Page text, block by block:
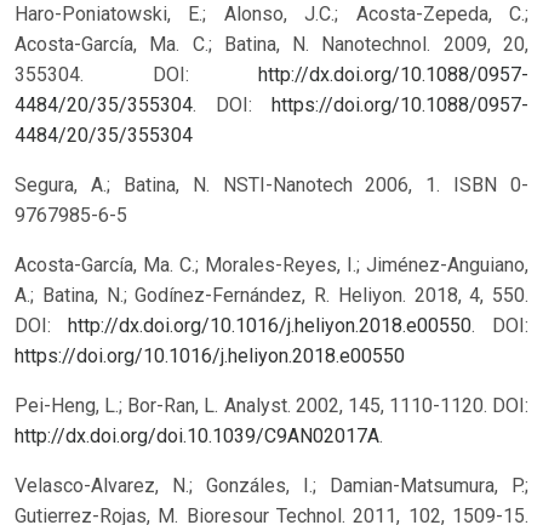
Haro-Poniatowski, E.; Alonso, J.C.; Acosta-Zepeda, C.;
Acosta-García, Ma. C.; Batina, N. Nanotechnol. 2009, 20,
355304. DOI:
http://dx.doi.org/10.1088/0957-
4484/20/35/355304. DOI:
https://doi.org/10.1088/0957-
4484/20/35/355304
Segura, A.; Batina, N. NSTI-Nanotech 2006, 1. ISBN 0-
9767985-6-5
Acosta-García, Ma. C.; Morales-Reyes, I.; Jiménez-Anguiano,
A.; Batina, N.; Godínez-Fernández, R. Heliyon. 2018, 4, 550.
DOI:
http://dx.doi.org/10.1016/j.heliyon.2018.e00550.
DOI:
https://doi.org/10.1016/j.heliyon.2018.e00550
Pei-Heng, L.; Bor-Ran, L. Analyst. 2002, 145, 1110-1120. DOI:
http://dx.doi.org/doi.10.1039/C9AN02017A.
Velasco-Alvarez, N.; Gonzáles, I.; Damian-Matsumura, P.;
Gutierrez-Rojas, M. Bioresour Technol. 2011, 102, 1509-15.